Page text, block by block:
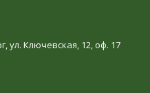
ул. Ключевская, 12, оф. 17